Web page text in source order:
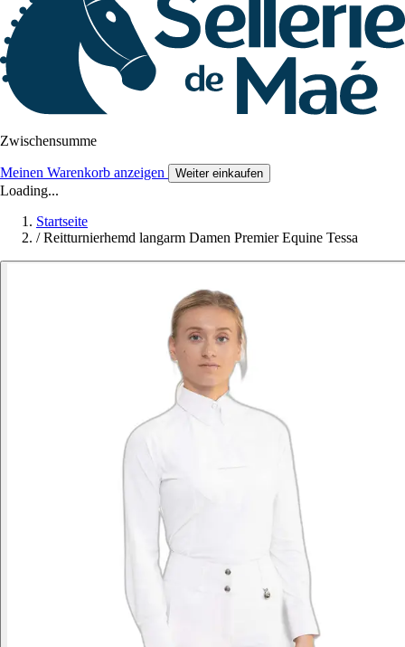
Zwischensumme
Meinen Warenkorb anzeigen Weiter einkaufen
Loading...
Startseite
/ Reitturnierhemd langarm Damen Premier Equine Tessa